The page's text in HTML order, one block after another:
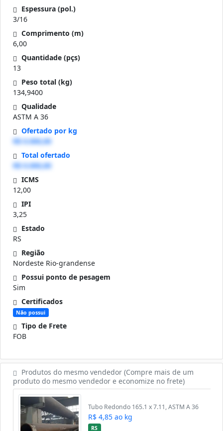
Espessura (pol.)
3/16
Comprimento (m)
6,00
Quantidade (pçs)
13
Peso total (kg)
134,9400
Qualidade
ASTM A 36
Ofertado por kg
R$ 0.000,00
Total ofertado
R$ 0.000,00
ICMS
12,00
IPI
3,25
Estado
RS
Região
Nordeste Rio-grandense
Possui ponto de pesagem
Sim
Certificados
Não possui
Tipo de Frete
FOB
Produtos do mesmo vendedor (Compre mais de um
produto do mesmo vendedor e economize no frete)
Tubo Redondo 165.1 x 7.11, ASTM A 36
R$ 4,85 ao kg
RS